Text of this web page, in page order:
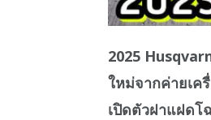
2025
ใหม่จากค่ายเค
เปิดตัวฝาแฝดโ